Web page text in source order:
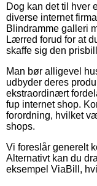
Dog kan det til hver
diverse internet
Blindramme galleri
Lærred forud for at
skaffe sig den
Man bør alligevel
udbyder deres
ekstraordinært
fup internet shop.
forordning, hvilket
shops.
Vi foreslår generelt
Alternativt kan du
eksempel ViaBill,